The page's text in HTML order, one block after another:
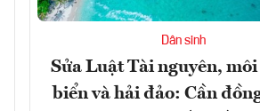
Dân sinh
Sửa Luật Tài nguyên,
biển và hải đảo: Cần